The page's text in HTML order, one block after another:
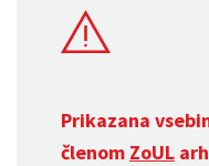
Prikazana
členom ZoUL